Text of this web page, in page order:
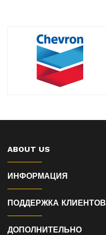
ABOUT US
ИНФОРМАЦИЯ
ПОДДЕРЖКА КЛИЕНТОВ
ДОПОЛНИТЕЛЬНО